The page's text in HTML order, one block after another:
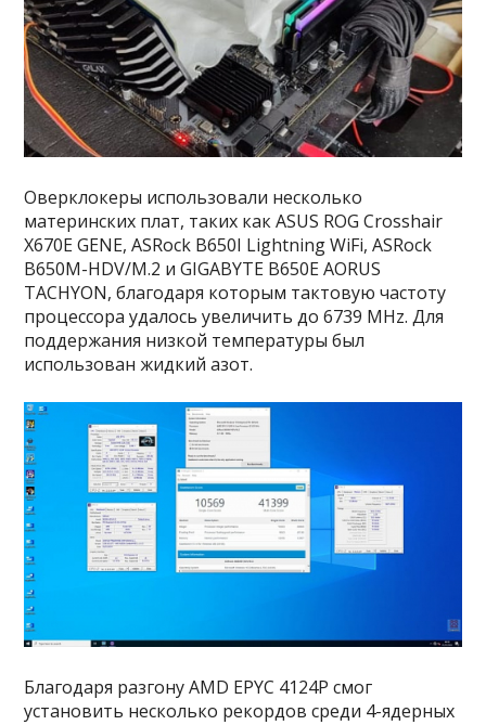
Оверклокеры использовали несколько
материнских плат, таких как ASUS ROG Crosshair
X670E GENE, ASRock B650I Lightning WiFi, ASRock
B650M-HDV/M.2 и GIGABYTE B650E AORUS
TACHYON, благодаря которым тактовую частоту
процессора удалось увеличить до 6739 MHz. Для
поддержания низкой температуры был
использован жидкий азот.
Благодаря разгону AMD EPYC 4124P смог
установить несколько рекордов среди 4-ядерных